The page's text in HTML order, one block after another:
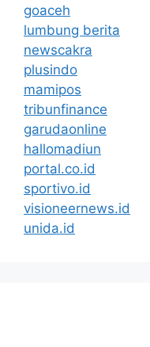
goaceh
lumbung berita
newscakra
plusindo
mamipos
tribunfinance
garudaonline
hallomadiun
portal.co.id
sportivo.id
visioneernews.id
unida.id